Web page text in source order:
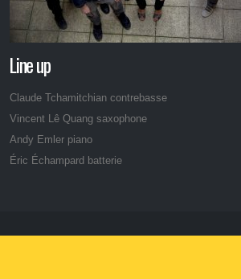
Line up
Claude Tchamitchian contrebasse
Vincent Lê Quang saxophone
Andy Emler piano
Éric Échampard batterie